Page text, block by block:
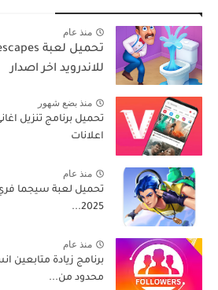
منذ عام
للاندرويد اخر اصدار
منذ بضع شهور
اعلانات
منذ عام
2025...
منذ عام
محدود من...